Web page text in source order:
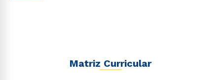
Matriz Curricular
Estou de acordo com aPolítica de Privacidade.